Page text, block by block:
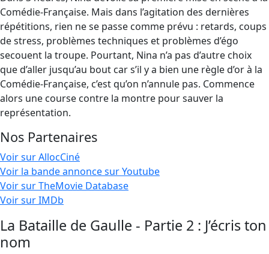
Comédie-Française. Mais dans l’agitation des dernières
répétitions, rien ne se passe comme prévu : retards, coups
de stress, problèmes techniques et problèmes d’égo
secouent la troupe. Pourtant, Nina n’a pas d’autre choix
que d’aller jusqu’au bout car s’il y a bien une règle d’or à la
Comédie-Française, c’est qu’on n’annule pas. Commence
alors une course contre la montre pour sauver la
représentation.
Nos Partenaires
Voir sur AllocCiné
Voir la bande annonce sur Youtube
Voir sur TheMovie Database
Voir sur IMDb
La Bataille de Gaulle - Partie 2 : J’écris ton
nom